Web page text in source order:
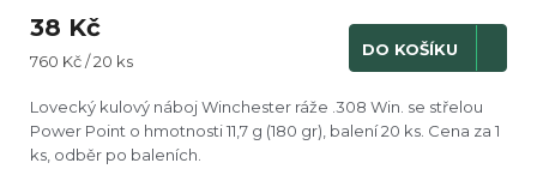
38 Kč
Měrná
760 Kč / 20 ks
DO KOŠÍKU
Lovecký kulový náboj Winchester ráže .308 Win. se střelou
Power Point o hmotnosti 11,7 g (180 gr), balení 20 ks. Cena za 1
ks, odběr po baleních.